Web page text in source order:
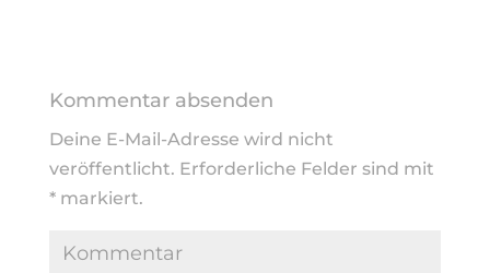
Kommentar absenden
Deine E-Mail-Adresse wird nicht
veröffentlicht. Erforderliche Felder sind mit
*markiert.